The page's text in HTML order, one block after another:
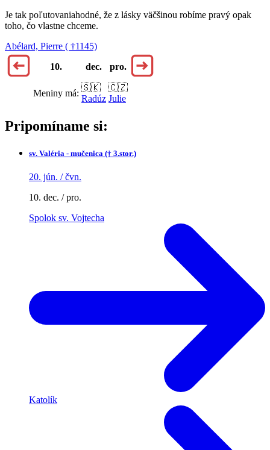
Je tak poľutovaniahodné, že z lásky väčšinou robíme pravý opak
toho, čo vlastne chceme.
Abélard, Pierre ( †1145)
10.
dec. pro.
Meniny má:
🇸🇰
Radúz
🇨🇿
Julie
Pripomíname si:
sv. Valéria - mučenica († 3.stor.)
20. jún. / čvn.
10. dec. / pro.
Spolok sv. Vojtecha
Katolík